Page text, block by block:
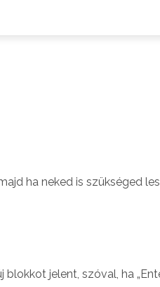
ha neked is szükséged
jelent, szóval, ha